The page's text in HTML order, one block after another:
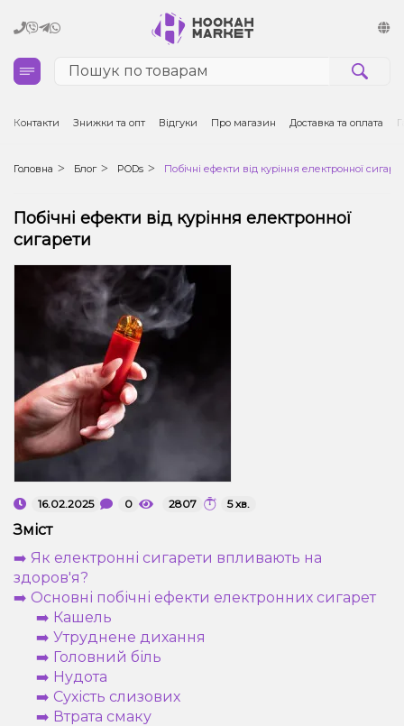
Кальяни
Тютюн для кальяну та кальянні суміші
Чаші для кальяну
Аксесуари для кальяну
Електронні сигарети (POD)
Комплектуючі для POD
Рідини для електронних сигарет
Контакти Знижки та опт Відгуки Про магазин Доставка та оплата
Головна Блог PODs Побічні ефекти від куріння електронної
Побічні ефекти від куріння електронної
сигарети
16.02.2025 0 2807 5 хв.
Зміст
➡️ Як електронні сигарети впливають на
здоров'я?
➡️ Основні побічні ефекти електронних сигарет
➡️ Кашель
➡️ Утруднене дихання
➡️ Головний біль
➡️ Нудота
➡️ Сухість слизових
➡️ Втрата смаку